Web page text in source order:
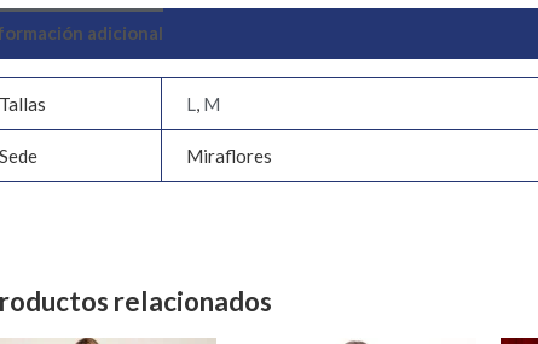
adicional
L, M
Miraflores
relacionados